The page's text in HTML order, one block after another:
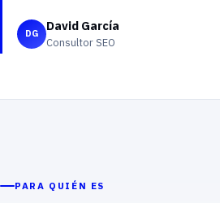
DG David García
Consultor SEO
PARA QUIÉN ES